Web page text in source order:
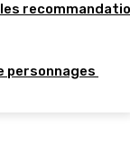
personnages